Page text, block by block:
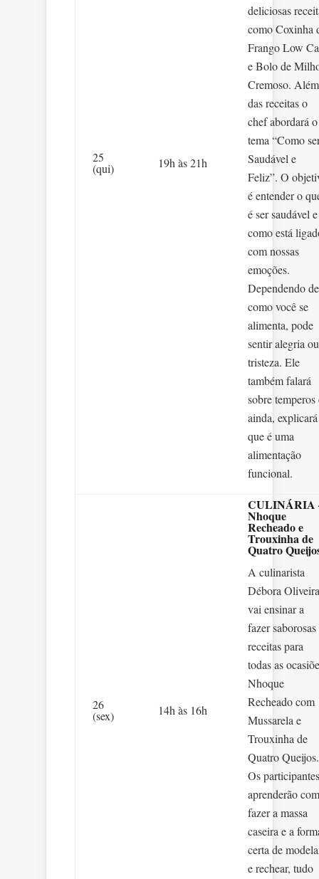
25
(qui) 19h às 21h
deliciosas
como Coxinha
Frango Low
e Bolo de
Cremoso. Além
das receitas o
chef abordará o
tema “Como
Saudável e
Feliz”. O
é entender o
é ser saudável e
como está
com nossas
emoções.
Dependendo de
como você se
alimenta, pode
sentir alegria ou
tristeza. Ele
também falará
sobre temperos
ainda,
que é uma
alimentação
funcional.
26
(sex) 14h às 16h
CULINÁRIA
Nhoque
Recheado e
Trouxinha de
Quatro
A culinarista
Débora Oliveira
vai ensinar a
fazer saborosas
receitas para
todas as
Nhoque
Recheado com
Mussarela e
Trouxinha de
Quatro Queijos.
Os participantes
aprenderão
fazer a massa
caseira e a
certa de
e rechear, tudo